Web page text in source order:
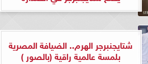
شتايجنبرجر الهرم.. الضيافة المصرية
بلمسة عالمية راقية (بالصور )